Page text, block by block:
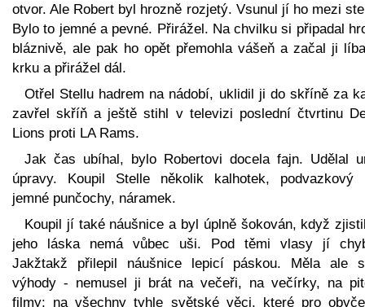
otvor. Ale Robert byl hrozně rozjetý. Vsunul jí ho mezi
Bylo to jemné a pevné. Přirážel. Na chvilku si připadal
bláznivě, ale pak ho opět přemohla vášeň a začal ji
krku a přirážel dál.
Otřel Stellu hadrem na nádobí, uklidil ji do skříně za
zavřel skříň a ještě stihl v televizi poslední čtvrtinu
Lions proti LA Rams.
Jak čas ubíhal, bylo Robertovi docela fajn. Udělal
úpravy. Koupil Stelle několik kalhotek, podvazkový
jemné punčochy, náramek.
Koupil jí také náušnice a byl úplně šokován, když
jeho láska nemá vůbec uši. Pod těmi vlasy jí
Jakžtakž přilepil náušnice lepicí páskou. Měla ale
výhody - nemusel ji brát na večeři, na večírky, na
filmy; na všechny tyhle světské věci, které pro